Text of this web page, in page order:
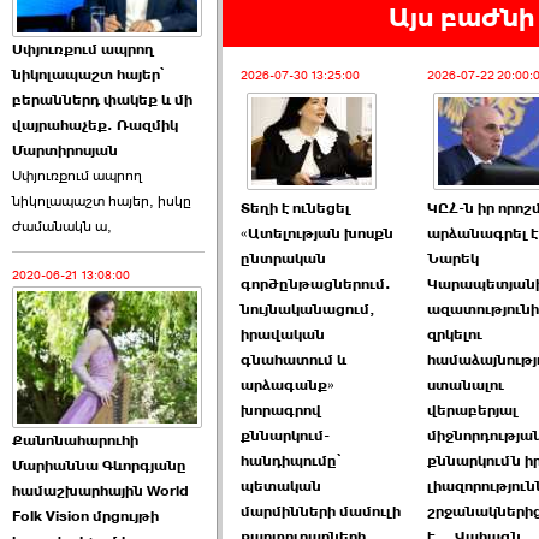
Աննա Վարդապետյանն
ուղերձ է հղել ›››
2026-06-25 23:21:00
Պաշտոնակռիվը սկսված
է. «Հրապարակ» ›››
2026-06-25 17:13:00
ԱԺ նախագահի
Սփյուռքում ապրող
նիկոլապաշտ հայեր՝
բերաններդ փակեք և մի
վայրահաչեք. Ռազմիկ
Մարտիրոսյան
Սփյուռքում ապրող
նիկոլապաշտ հայեր, իսկը
ժամանակն ա,
2020-06-21 13:08:00
Քանոնահարուհի
Մարիաննա Գևորգյանը
համաշխարհային World
Folk Vision մրցույթի
Այս բաժնի
2026-07-30 13:25:00
Տեղի է ունեցել
«Ատելության խոսքն
ընտրական
գործընթացներում.
նույնականացում,
իրավական
գնահատում և
արձագանք»
խորագրով
քննարկում-
հանդիպումը՝
պետական
մարմինների մամուլի
2026-07-22
ԿԸՀ-ն իր
արձանագրել
Նարեկ
զրկելու
ստանալու
վերաբերյալ
քննարկումն